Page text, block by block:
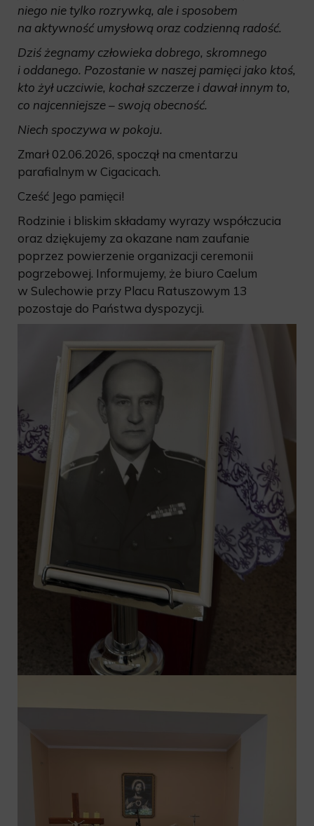
niego nie tylko rozrywką, ale i sposobem
na aktywność umysłową oraz codzienną radość.
Dziś żegnamy człowieka dobrego, skromnego
i oddanego. Pozostanie w naszej pamięci jako ktoś,
kto żył uczciwie, kochał szczerze i dawał innym to,
co najcenniejsze – swoją obecność.
Niech spoczywa w pokoju.
Zmarł 02.06.2026, spoczął na cmentarzu
parafialnym w Cigacicach.
Cześć Jego pamięci!
Rodzinie i bliskim składamy wyrazy współczucia
oraz dziękujemy za okazane nam zaufanie
poprzez powierzenie organizacji ceremonii
pogrzebowej. Informujemy, że biuro Caelum
w Sulechowie przy Placu Ratuszowym 13
pozostaje do Państwa dyspozycji.